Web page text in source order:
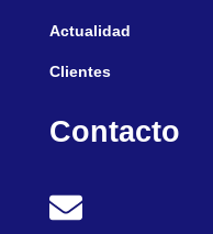
Actualidad
Clientes
Contacto